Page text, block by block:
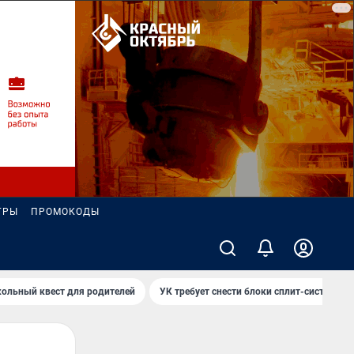
ПРОМОКОДЫ
квест для родителей УК требует снести блоки сплит-систем